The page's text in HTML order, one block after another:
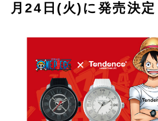
月24日(火)に発売決定